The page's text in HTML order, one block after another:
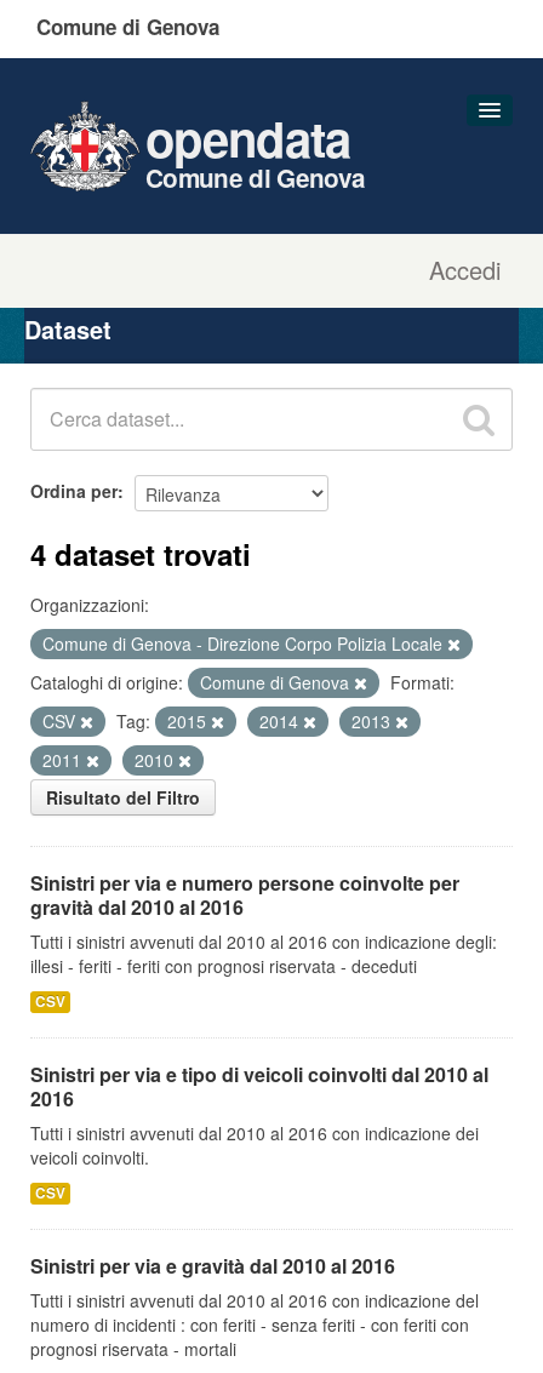
Comune di Genova
Accedi
opendata
Comune di Genova
Organizzazioni
Gruppi
Dataset
Ordina per
4 dataset trovati
Organizzazioni:
Comune di Genova - Direzione Corpo Polizia Locale
Cataloghi di origine:
Comune di Genova
Formati:
CSV
Tag: 2015 2014
2013
2011
2010
Risultato del Filtro
Sinistri per via e numero persone coinvolte per
gravità dal 2010 al 2016
Tutti i sinistri avvenuti dal 2010 al 2016 con indicazione degli:
illesi - feriti - feriti con prognosi riservata - deceduti
CSV
Sinistri per via e tipo di veicoli coinvolti dal 2010 al
2016
Tutti i sinistri avvenuti dal 2010 al 2016 con indicazione dei
veicoli coinvolti.
CSV
Sinistri per via e gravità dal 2010 al 2016
Tutti i sinistri avvenuti dal 2010 al 2016 con indicazione del
numero di incidenti : con feriti - senza feriti - con feriti con
prognosi riservata - mortali